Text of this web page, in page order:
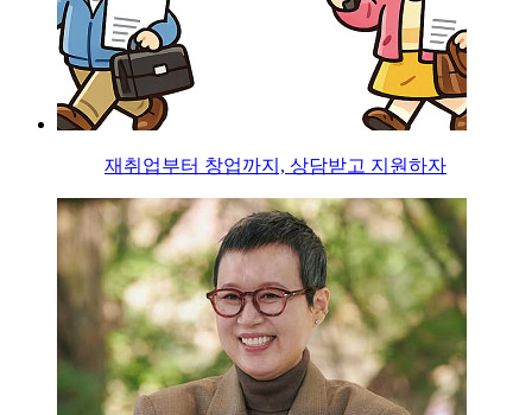
재취업부터 창업까지, 상담받고 지원하자